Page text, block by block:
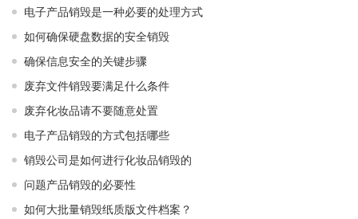
电子产品销毁是一种必要的处理方式
如何确保硬盘数据的安全销毁
确保信息安全的关键步骤
废弃文件销毁要满足什么条件
废弃化妆品请不要随意处置
电子产品销毁的方式包括哪些
销毁公司是如何进行化妆品销毁的
问题产品销毁的必要性
如何大批量销毁纸质版文件档案？